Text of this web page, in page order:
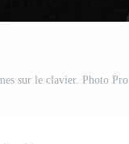
sur le clavier. Photo Pro